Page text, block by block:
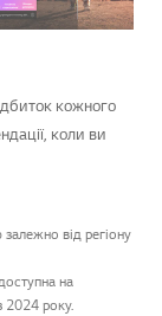
кожного
коли ви
від регіону
на
2024 року.